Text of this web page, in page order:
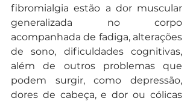
fibromialgia estão a dor muscular
generalizada no corpo
acompanhada de fadiga, alterações
de sono, dificuldades cognitivas,
além de outros problemas que
podem surgir, como depressão,
dores de cabeça, e dor ou cólicas